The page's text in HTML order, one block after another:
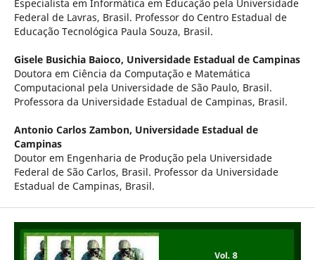
Especialista em Informática em Educação pela Universidade
Federal de Lavras, Brasil. Professor do Centro Estadual de
Educação Tecnológica Paula Souza, Brasil.
Gisele Busichia Baioco, Universidade Estadual de Campinas
Doutora em Ciência da Computação e Matemática
Computacional pela Universidade de São Paulo, Brasil.
Professora da Universidade Estadual de Campinas, Brasil.
Antonio Carlos Zambon, Universidade Estadual de
Campinas
Doutor em Engenharia de Produção pela Universidade
Federal de São Carlos, Brasil. Professor da Universidade
Estadual de Campinas, Brasil.